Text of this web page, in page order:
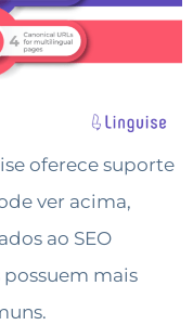
oferece suporte
ver acima,
ao SEO
mais